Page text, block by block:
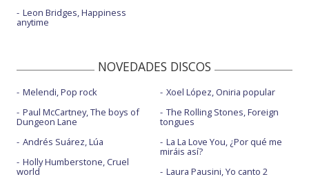
Leon Bridges, Happiness
anytime
NOVEDADES DISCOS
Melendi, Pop rock
Paul McCartney, The boys of
Dungeon Lane
Andrés Suárez, Lúa
Holly Humberstone, Cruel
world
Xoel López, Oniria popular
The Rolling Stones, Foreign
tongues
La La Love You, ¿Por qué me
miráis así?
Laura Pausini, Yo canto 2